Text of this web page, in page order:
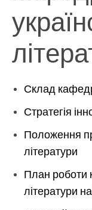
Склад
Стратегія
Положення
літератури
План роботи
літератури